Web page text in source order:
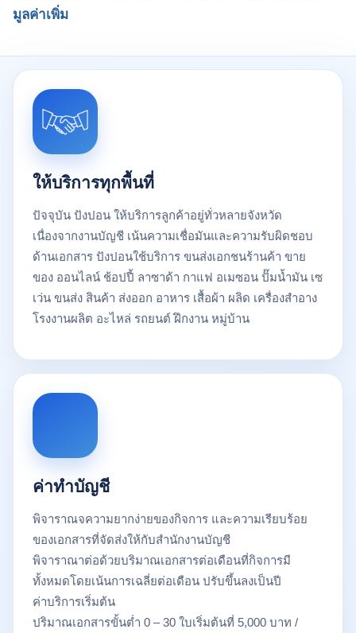
มูลค่าเพิ่ม
ให้บริการทุกพื้นที่
ปัจจุบัน ปังปอน ให้บริการลูกค้าอยู่ทั่วหลายจังหวัด
เนื่องจากงานบัญชี เน้นความเชื่อมันและความรับผิดชอบ
ด้านเอกสาร ปังปอนใช้บริการ ขนส่งเอกชนร้านค้า ขาย
ของ ออนไลน์ ช้อปปี้ ลาซาด้า กาแฟ อเมซอน ปั๊มน้ำมัน เซ
เว่น ขนส่ง สินค้า ส่งออก อาหาร เสื้อผ้า ผลิด เครื่องสําอาง
โรงงานผลิต อะไหล่ รถยนต์ ฝึกงาน หมู่บ้าน
ค่าทำบัญชี
พิจาราณจความยากง่ายของกิจการ และความเรียบร้อย
ของเอกสารที่จัดส่งให้กับสำนักงานบัญชี
พิจาราณาต่อด้วยบริมาณเอกสารต่อเดือนที่กิจการมี
ทั้งหมดโดยเน้นการเฉลี่ยต่อเดือน ปรับขึ้นลงเป็นปี
ค่าบริการเริ่มต้น
ปริมาณเอกสารขั้นต่ำ 0 – 30 ใบเริ่มต้นที่ 5,000 บาท /